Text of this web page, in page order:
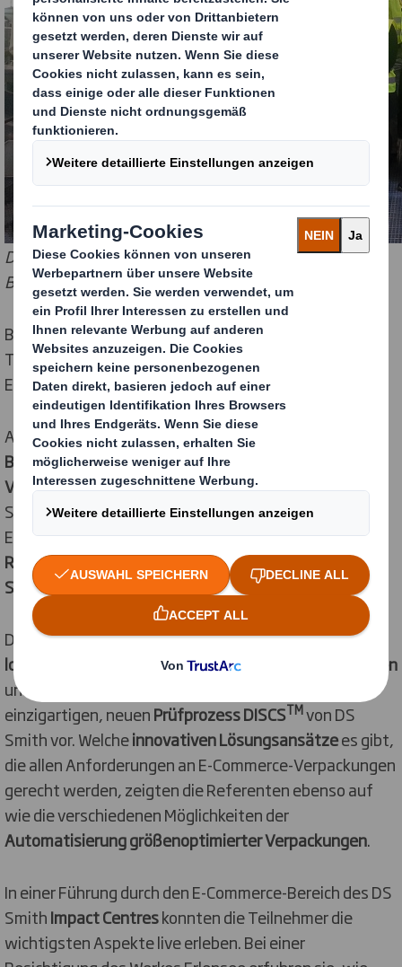
Die Teilnehmer des E-Commerce-Workshops bei der
Besichtigung des Paketzentrums
Beim gemeinsamen Abendessen nutzten die
Teilnehmer intensiv die Gelegenheit zum
Erfahrungsaustausch und zum Networking.
Am zweiten Workshop-Tag stellte Frau
Bergmann, Leiterin des Forschungsbereichs
Verpackung beim EHI Retail Institute, die aktuelle
Situation auf dem E-Commerce-Markt und die
Ergebnisse derEHI-Studie „Versand- und
Retourenmanagement im E-Commerce – Trends und
Strategien der Online-Händler“vor.
Die Experten von DS Smith präsentiertenTrends der
logistischen Prüfungen von E-Commerce-Verpackungen
und stellten den in der Verpackungsbranche
einzigartigen, neuenPrüfprozess DISCSTMvon DS
Smith vor. Welcheinnovativen Lösungsansätzees gibt,
die allen Anforderungen an E-Commerce-Verpackungen
gerecht werden, zeigten die Referenten ebenso auf
wie die verschiedenen Möglichkeiten der
Automatisierung größenoptimierter Verpackungen.
In einer Führung durch den E-Commerce-Bereich des DS
SmithImpact Centreskonnten die Teilnehmer die
wichtigsten Aspekte live erleben. Bei einer